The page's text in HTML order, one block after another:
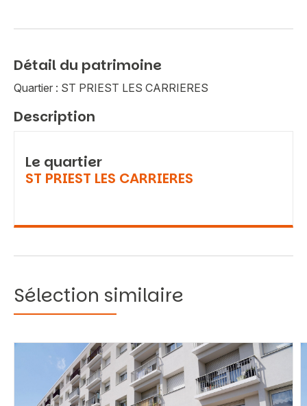
Détail du patrimoine
Quartier : ST PRIEST LES CARRIERES
Description
Le quartier
ST PRIEST LES CARRIERES
Sélection similaire